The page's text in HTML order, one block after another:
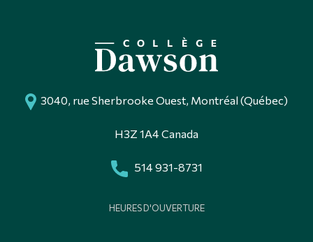
3040, rue Sherbrooke Ouest, Montréal (Québec)
H3Z 1A4 Canada
514 931-8731
HEURES D'OUVERTURE